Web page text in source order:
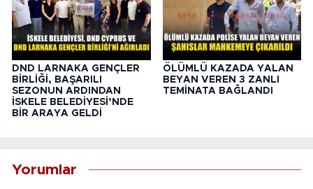
DND LARNAKA GENÇLER
BİRLİĞİ, BAŞARILI
SEZONUN ARDINDAN
İSKELE BELEDİYESİ’NDE
BİR ARAYA GELDİ
ÖLÜMLÜ KAZADA YALAN
BEYAN VEREN 3 ZANLI
TEMİNATA BAĞLANDI
Yorumlar